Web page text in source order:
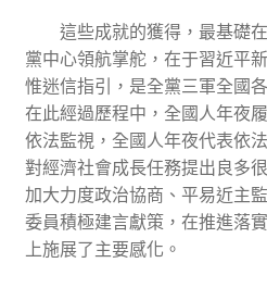
這些成就的獲得，最基礎在
黨中心領航掌舵，在于習近平
惟迷信指引，是全黨三軍全國
在此經過歷程中，全國人年夜
依法監視，全國人年夜代表依
對經濟社會成長任務提出良多
加大力度政治協商、平易近主
委員積極建言獻策，在推進落
上施展了主要感化。